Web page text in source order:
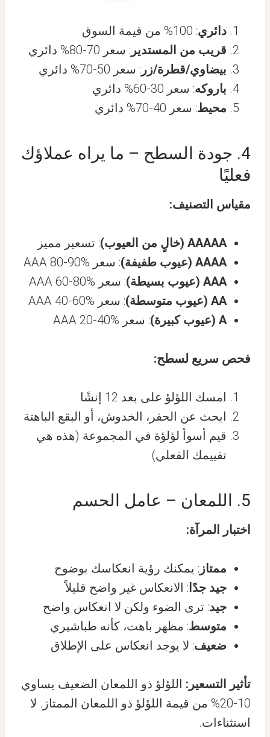
دائري: 100% من قيمة السوق
قريب من المستدير : سعر 70-80% دائري
بيضاوي/قطرة/زر : سعر 50-70% دائري
باروكه: سعر 30-60% دائري
محيط: سعر 40-70% دائري
4. جودة السطح – ما يراه عملاؤك
فعليًا
مقياس التصنيف:
AAAAA (خالٍ من العيوب)
: تسعير مميز
AAAA (عيوب طفيفة)
: سعر AAA 80-90%
AAA (عيوب بسيطة)
: سعر AAA 60-80%
AA (عيوب متوسطة)
: سعر AAA 40-60%
A (عيوب كبيرة)
: سعر AAA 20-40%
فحص سريع لسطح:
امسك اللؤلؤ على بعد 12 إنشًا
ابحث عن الحفر، الخدوش، أو البقع الباهتة
قيم أسوأ لؤلؤة في المجموعة (هذه هي
تقييمك الفعلي)
5. اللمعان – عامل الحسم
اختبار المرآة:
ممتاز : يمكنك رؤية انعكاسك بوضوح
جيد جدًا : الانعكاس غير واضح قليلاً
جيد: ترى الضوء ولكن لا انعكاس واضح
متوسط: مظهر باهت، كأنه طباشيري
ضعيف: لا يوجد انعكاس على الإطلاق
تأثير التسعير: اللؤلؤ ذو اللمعان الضعيف يساوي
10-20% من قيمة اللؤلؤ ذو اللمعان الممتاز. لا
استثناءات.